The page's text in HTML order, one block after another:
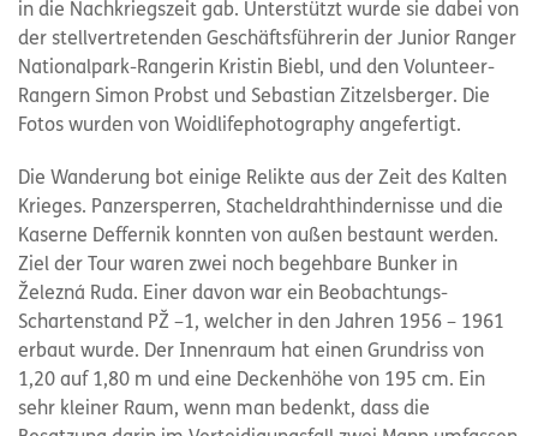
in die Nachkriegszeit gab. Unterstützt wurde sie dabei von
der stellvertretenden Geschäftsführerin der Junior Ranger
Nationalpark-Rangerin Kristin Biebl, und den Volunteer-
Rangern Simon Probst und Sebastian Zitzelsberger. Die
Fotos wurden von Woidlifephotography angefertigt.
Die Wanderung bot einige Relikte aus der Zeit des Kalten
Krieges. Panzersperren, Stacheldrahthindernisse und die
Kaserne Deffernik konnten von außen bestaunt werden.
Ziel der Tour waren zwei noch begehbare Bunker in
Železná Ruda. Einer davon war ein Beobachtungs-
Schartenstand PŽ –1, welcher in den Jahren 1956 – 1961
erbaut wurde. Der Innenraum hat einen Grundriss von
1,20 auf 1,80 m und eine Deckenhöhe von 195 cm. Ein
sehr kleiner Raum, wenn man bedenkt, dass die